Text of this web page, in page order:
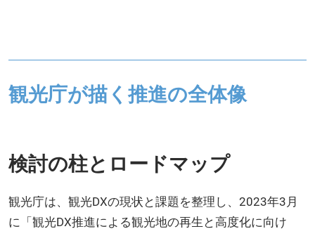
観光庁が描く推進の全体像
検討の柱とロードマップ
観光庁は、観光DXの現状と課題を整理し、2023年3月
に「観光DX推進による観光地の再生と高度化に向け